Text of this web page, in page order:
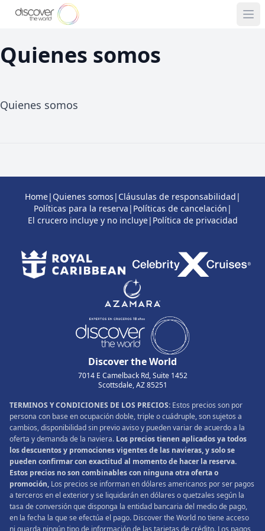
Quienes somos
Quienes somos
Home| Quienes somos | Cláusulas de responsabilidad |
Políticas para la reserva | Políticas de cancelación |
El crucero incluye y no incluye| Política de privacidad
Discover the World
7014 E Camelback Rd, Suite 1452
Scottsdale, AZ 85251
TERMINOS Y CONDICIONES DE LOS PRECIOS: Estos precios son por
persona con base en ocupación doble, triple o cuádruple, son sujetos a
cambios, disponibilidad sin previo aviso y pueden variar de acuerdo a la
oferta y demanda de la naviera. Los precios tienen aplicados ya todos
los descuentos y promociones vigentes de las navieras, y solo se
pueden confirmar con exactitud al momento de hacer la reserva.
Estos precios no son combinables con ninguna otra oferta o
promoción, Los precios se informan en dólares americanos por ser pagos
a terceros en el exterior y se liquidarán en dólares o quetzales según la
tasa de conversión que disponga la entidad bancaria del medio de pago,
en la fecha la que se efectúa el pago. Discover the World no tiene acceso
ni guarda ningún tipo de información de las tarjetas de crédito. Los pagos